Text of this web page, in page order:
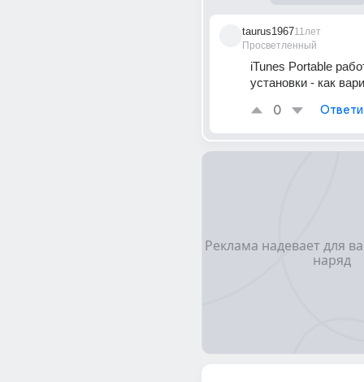
taurus1967
Просветленный
11лет
iTunes Portable
установки - как
0